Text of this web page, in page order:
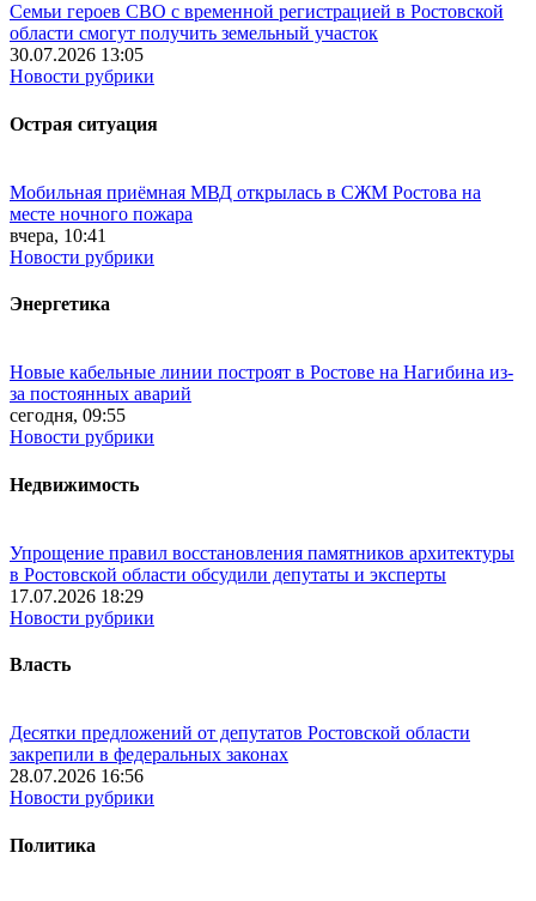
Семьи героев СВО с временной регистрацией в Ростовской
области смогут получить земельный участок
30.07.2026 13:05
Новости рубрики
Острая ситуация
Мобильная приёмная МВД открылась в СЖМ Ростова на
месте ночного пожара
вчера, 10:41
Новости рубрики
Энергетика
Новые кабельные линии построят в Ростове на Нагибина из-
за постоянных аварий
сегодня, 09:55
Новости рубрики
Недвижимость
Упрощение правил восстановления памятников архитектуры
в Ростовской области обсудили депутаты и эксперты
17.07.2026 18:29
Новости рубрики
Власть
Десятки предложений от депутатов Ростовской области
закрепили в федеральных законах
28.07.2026 16:56
Новости рубрики
Политика